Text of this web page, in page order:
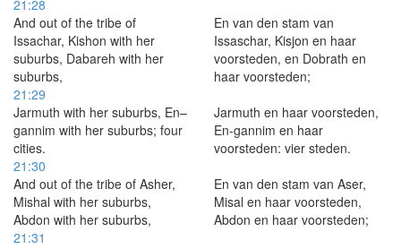
21:28
And out of the tribe of
Issachar, Kishon with her
suburbs, Dabareh with her
suburbs,
En van den stam van
Issaschar, Kisjon en haar
voorsteden, en Dobrath en
haar voorsteden;
21:29
Jarmuth with her suburbs, En–
gannim with her suburbs; four
cities.
Jarmuth en haar voorsteden,
En-gannim en haar
voorsteden: vier steden.
21:30
And out of the tribe of Asher,
Mishal with her suburbs,
Abdon with her suburbs,
En van den stam van Aser,
Misal en haar voorsteden,
Abdon en haar voorsteden;
21:31